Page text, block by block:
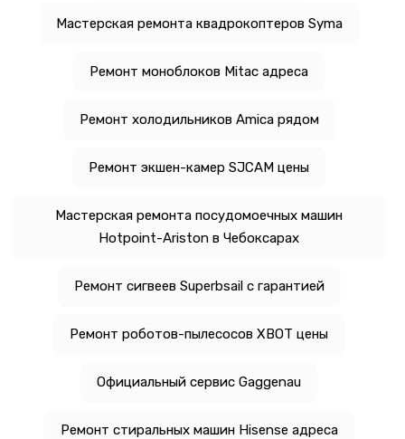
Мастерская ремонта квадрокоптеров Syma
Ремонт моноблоков Mitac адреса
Ремонт холодильников Amica рядом
Ремонт экшен-камер SJCAM цены
Мастерская ремонта посудомоечных машин
Hotpoint-Ariston в Чебоксарах
Ремонт сигвеев Superbsail с гарантией
Ремонт роботов-пылесосов XBOT цены
Официальный сервис Gaggenau
Ремонт стиральных машин Hisense адреса